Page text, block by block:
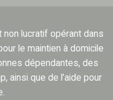
lucratif opérant dans
le maintien à domicile
dépendantes, des
ainsi que de l’aide pour